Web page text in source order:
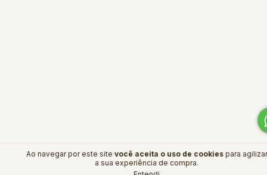
Ao navegar por este site você aceita o uso de cookiespara agilizar
a sua experiência de compra.